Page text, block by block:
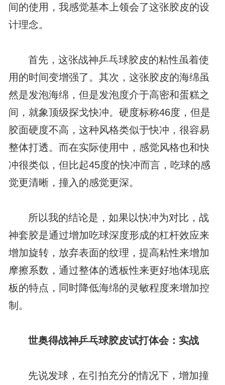
间的使用，我感觉基本上领会了这张胶皮的设
计理念。
首先，这张战神乒乓球胶皮的粘性虽着使
用的时间变增强了。其次，这张胶皮的海绵虽
然是发泡海绵，但是发泡度介于高密和蛋糕之
间，就象顶级探戈快冲。硬度标称46度，但是
胶面硬度不高，这种风格类似于快冲，很容易
整体打透。而在实际使用中，感觉风格也和快
冲很类似，但比起45度的快冲而言，吃球的感
觉更清晰，撞入的感觉更深。
所以我的结论是，如果以快冲为对比，战
神套胶是通过增加吃球深度形成的杠杆效应来
增加旋转，放弃表面的纹理，提高粘性来增加
摩擦系数，通过整体的透板性来更好地体现底
板的特点，同时降低海绵的灵敏程度来增加控
制。
世奥得战神乒乓球胶皮试打体会：实战
先说发球，在引拍充分的情况下，增加撞